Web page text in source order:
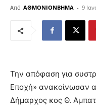
Από ΑΘΜΟΝΙΟΝΒΗΜΑ - 9
Την απόφαση για
Εποχή» ανακοίνωσαν
Δήμαρχος κος Θ.